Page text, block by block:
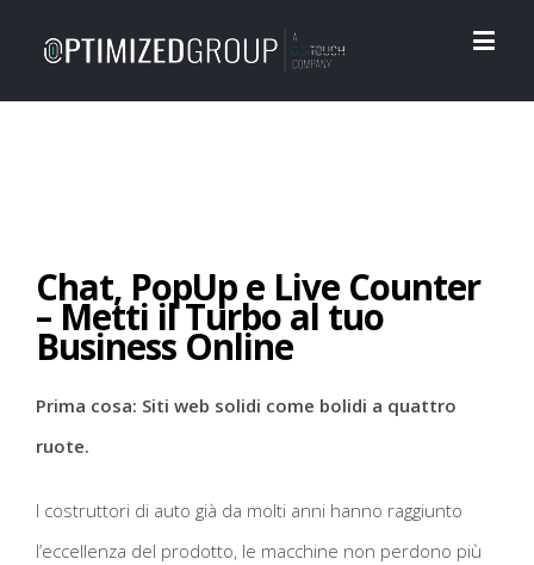
Chat, PopUp e Live Counter
– Metti il Turbo al tuo
Business Online
Prima cosa: Siti web solidi come bolidi a quattro
ruote.
I costruttori di auto già da molti anni hanno raggiunto
l’eccellenza del prodotto, le macchine non perdono più